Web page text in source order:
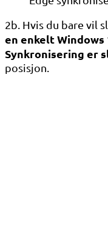
2b. Hvis du bare vil
en enkelt Windows
Synkronisering er
posisjon.